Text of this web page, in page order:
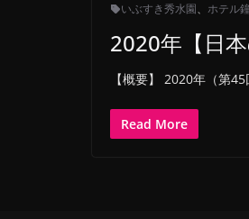
いぶすき秀水園、 ホテル
2020年【日
【概要】 2020年（第
Read More